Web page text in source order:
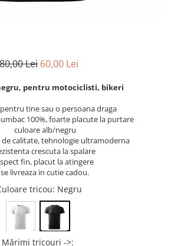
80,00 Lei 60,00 Lei
pentru motociclisti, bikeri
tine sau o persoana draga
100%, foarte placute la purtare
culoare alb/negru
calitate, tehnologie ultramoderna
crescuta la spalare
fin, placut la atingere
se livreaza in cutie cadou.
tricou: Negru
Mărimi tricouri ->: